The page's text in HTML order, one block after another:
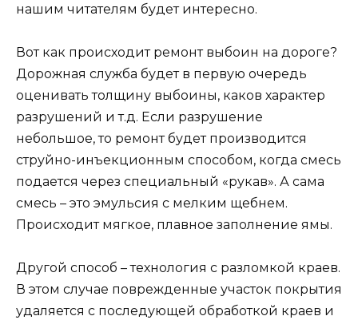
нашим читателям будет интересно.
Вот как происходит ремонт выбоин на дороге?
Дорожная служба будет в первую очередь
оценивать толщину выбоины, каков характер
разрушений и т.д. Если разрушение
небольшое, то ремонт будет производится
струйно-инъекционным способом, когда смесь
подается через специальный «рукав». А сама
смесь – это эмульсия с мелким щебнем.
Происходит мягкое, плавное заполнение ямы.
Другой способ – технология с разломкой краев.
В этом случае поврежденные участок покрытия
удаляется с последующей обработкой краев и